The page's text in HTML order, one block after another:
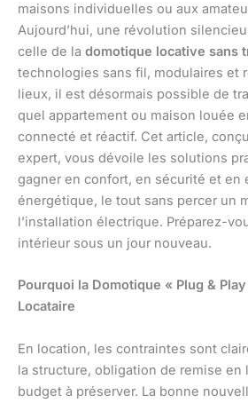
maisons individuelles ou aux
Aujourd’hui, une révolution
celle de la domotique locative sans
technologies sans fil, modulaires et
lieux, il est désormais possible de
quel appartement ou maison louée
connecté et réactif. Cet article,
expert, vous dévoile les solutions
gagner en confort, en sécurité et en
énergétique, le tout sans percer un
l’installation électrique. Préparez-
intérieur sous un jour nouveau.
Pourquoi la Domotique « Plug &
Locataire
En location, les contraintes sont
la structure, obligation de remise en
budget à préserver. La bonne